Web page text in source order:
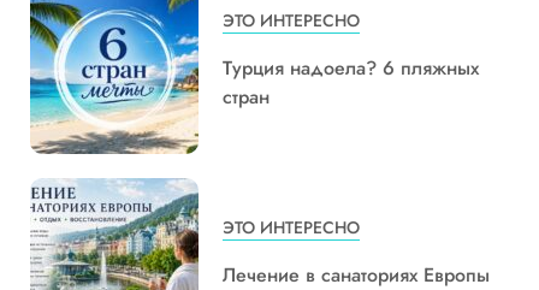
ЭТО ИНТЕРЕСНО
Турция надоела? 6 пляжных
стран
ЭТО ИНТЕРЕСНО
Лечение в санаториях Европы